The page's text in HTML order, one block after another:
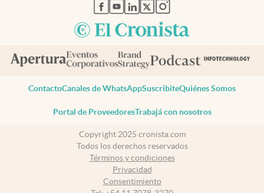
abre en nueva pestaña
abre en nueva pestaña
abre en nueva pestaña
abre en nueva pestaña
abre en nueva pestaña
ContactoCanales de WhatsAppSuscribiteQuiénes Somos
Portal de ProveedoresTrabajá con nosotros
Copyright 2025 cronista.com
Todos los derechos reservados
Términos y condiciones
Privacidad
Consentimiento